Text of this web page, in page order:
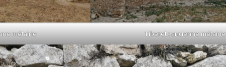
métairie Tiberet : ancienne métairie